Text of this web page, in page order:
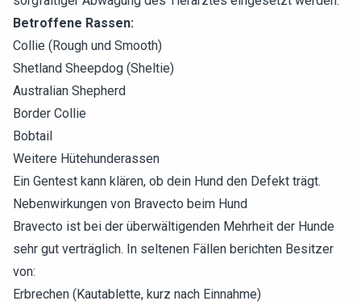
Betroffene Rassen:
Collie (Rough und Smooth)
Shetland Sheepdog (Sheltie)
Australian Shepherd
Border Collie
Bobtail
Weitere Hütehunderassen
Ein Gentest kann klären, ob dein Hund den Defekt trägt.
Nebenwirkungen von Bravecto beim Hund
Bravecto ist bei der überwältigenden Mehrheit der Hunde
sehr gut verträglich. In seltenen Fällen berichten Besitzer
von:
Erbrechen (Kautablette, kurz nach Einnahme)